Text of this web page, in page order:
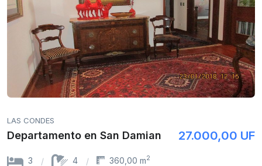
LAS CONDES
Departamento en San Damian 27.000,00 UF
3 4 360,00 m2